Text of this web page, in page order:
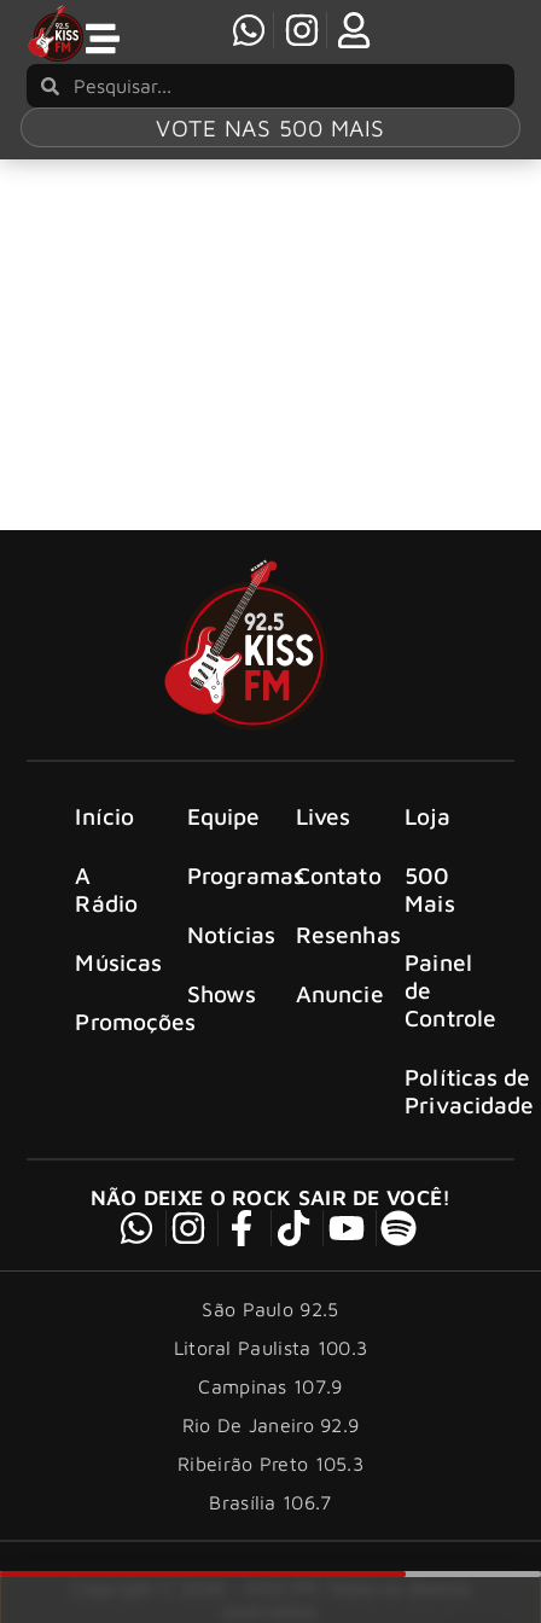
VOTE NAS 500 MAIS
Início
A
Rádio
Músicas
Promoções
Equipe
Programas
Notícias
Shows
Lives
Contato
Resenhas
Anuncie
Loja
500
Mais
Painel
de
Controle
Políticas de
Privacidade
NÃO DEIXE O ROCK SAIR DE VOCÊ!
São Paulo 92.5
Litoral Paulista 100.3
Campinas 107.9
Rio De Janeiro 92.9
Ribeirão Preto 105.3
Brasília 106.7